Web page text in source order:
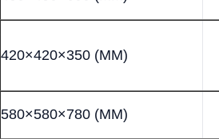
420×420×350 (MM)
580×580×780 (MM)